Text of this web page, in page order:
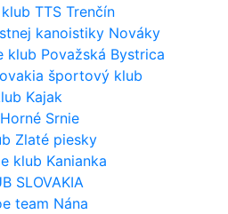
TTS Trenčín
kanoistiky Nováky
klub Považská Bystrica
športový klub
Kajak
Srnie
Zlaté piesky
klub Kanianka
SLOVAKIA
team Nána